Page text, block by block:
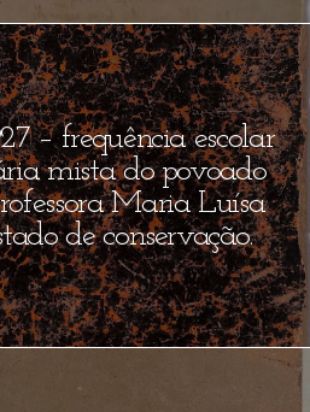
– frequência escolar
mista do povoado
Maria Luísa
de conservação.